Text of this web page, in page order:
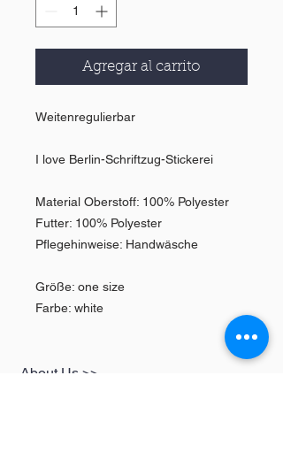
Agregar al carrito
Weitenregulierbar
I love Berlin-Schriftzug-Stickerei
Material Oberstoff: 100% Polyester
Futter: 100% Polyester
Pflegehinweise: Handwäsche
Größe: one size
Farbe: white
About Us >>